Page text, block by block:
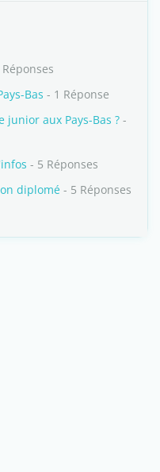
Bas - 1 Réponse
junior aux Pays-Bas ? -
- 5 Réponses
diplomé - 5 Réponses